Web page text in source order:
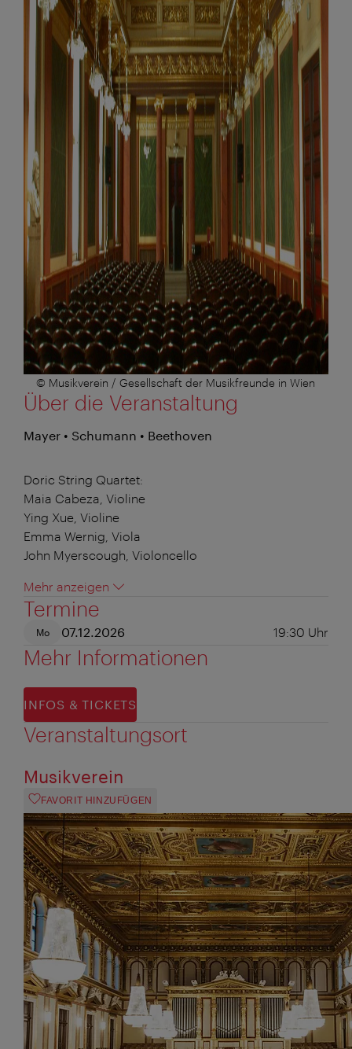
© Musikverein / Gesellschaft der Musikfreunde in Wien
Über die Veranstaltung
Mayer • Schumann • Beethoven
Doric String Quartet:
Maia Cabeza, Violine
Ying Xue, Violine
Emma Wernig, Viola
John Myerscough, Violoncello
Mehr anzeigen
Termine
Mo 07.12.2026 19:30 Uhr
Mehr Informationen
INFOS & TICKETS
Veranstaltungsort
Musikverein
FAVORIT HINZUFÜGEN